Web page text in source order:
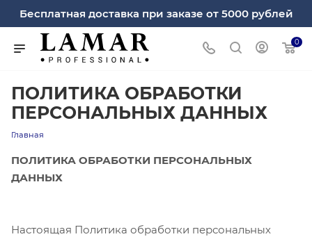
Бесплатная доставка при заказе от 5000 рублей
0
ПОЛИТИКА ОБРАБОТКИ
ПЕРСОНАЛЬНЫХ ДАННЫХ
Главная
ПОЛИТИКА ОБРАБОТКИ ПЕРСОНАЛЬНЫХ
ДАННЫХ
Настоящая Политика обработки персональных